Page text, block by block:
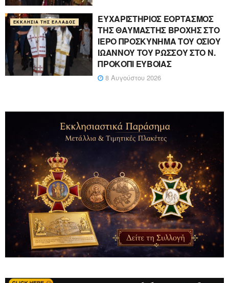
ΕΚΚΛΗΣΊΑ ΤΗΣ ΕΛΛΆΔΟΣ
ΕΥΧΑΡΙΣΤΗΡΙΟΣ ΕΟΡΤΑΣΜΟΣ
ΤΗΣ ΘΑΥΜΑΣΤΗΣ ΒΡΟΧΗΣ ΣΤΟ
ΙΕΡΟ ΠΡΟΣΚΥΝΗΜΑ ΤΟΥ ΟΣΙΟΥ
ΙΩΑΝΝΟΥ ΤΟΥ ΡΩΣΣΟΥ ΣΤΟ Ν.
ΠΡΟΚΟΠΙ ΕΥΒΟΙΑΣ
8 Αυγούστου 2026